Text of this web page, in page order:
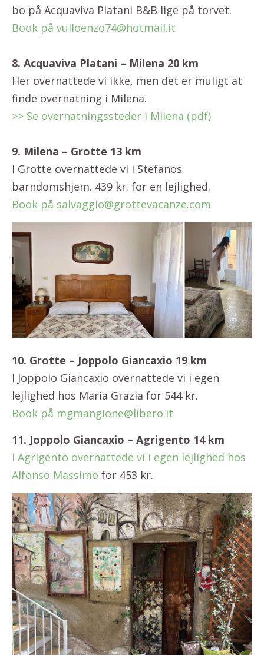
bo på Acquaviva Platani B&B lige på torvet.
Book på vulloenzo74@hotmail.it
8. Acquaviva Platani – Milena 20 km
Her overnattede vi ikke, men det er muligt at
finde overnatning i Milena.
>> Se overnatningssteder i Milena (pdf)
9. Milena – Grotte 13 km
I Grotte overnattede vi i Stefanos
barndomshjem. 439 kr. for en lejlighed.
Book på salvaggio@grottevacanze.com
10. Grotte – Joppolo Giancaxio 19 km
I Joppolo Giancaxio overnattede vi i egen
lejlighed hos Maria Grazia for 544 kr.
Book på mgmangione@libero.it
11. Joppolo Giancaxio – Agrigento 14 km
I Agrigento overnattede vi i egen lejlighed hos
Alfonso Massimo for 453 kr.